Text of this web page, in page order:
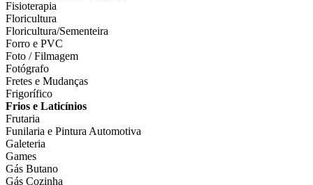
Fisioterapia
Floricultura
Floricultura/Sementeira
Forro e PVC
Foto / Filmagem
Fotógrafo
Fretes e Mudanças
Frigorífico
Frios e Laticínios
Frutaria
Funilaria e Pintura Automotiva
Galeteria
Games
Gás Butano
Gás Cozinha